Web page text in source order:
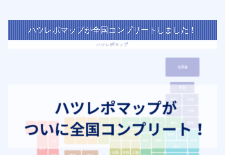
ハツレポマップが全国コンプリートしました！